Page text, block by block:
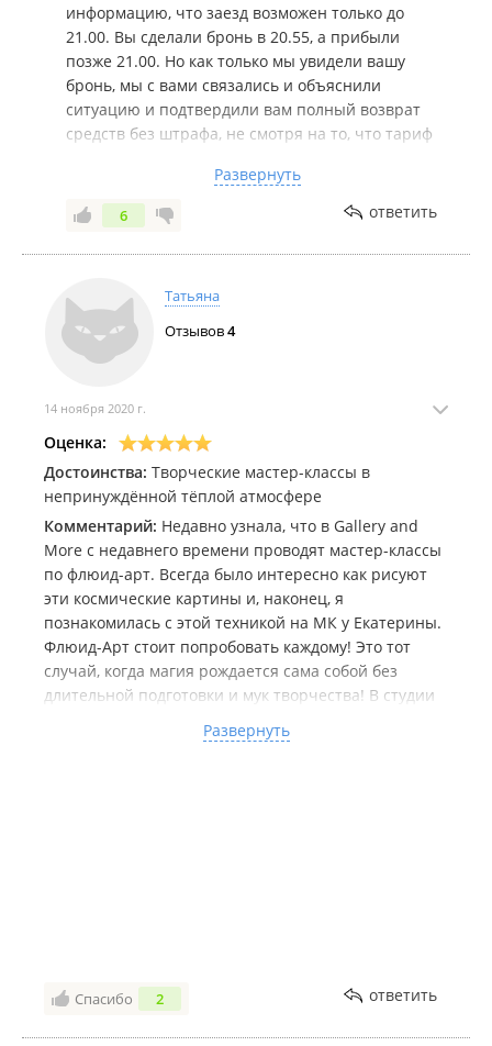
информацию, что заезд возможен только до
21.00. Вы сделали бронь в 20.55, а прибыли
позже 21.00. Но как только мы увидели вашу
бронь, мы с вами связались и объяснили
ситуацию и подтвердили вам полный возврат
средств без штрафа, не смотря на то, что тариф
разрешенного времени заезда. Поэтому мы не
совсем понимаем почему вы пишите о том, что
не могли дозвониться. Если речь о том, что не
могли дозвониться после 21.00, то опять же, это
связались. И вы нам по телефону ответили, что
все поняли и все хорошо.
По поводу возврата, так как вы делали оплату на
требует времени, как и любая банковская
операция. Мы ещё раз проверим актуальность
данных, но мы в тот же момент отправили им
запрос на возврат вам полной стоимости.
Ещё раз приносим извинения за неудобства. И
просим оценивать нас спрведливо. Нам, к
сожалению, сайт партнёр более не
предоставляет ваш номер телефона для связи,
поэтому я (управляющая) не смогла вам
позвонить, чтобы поговорить лично. Пожалуйста,
если у вас есть вопросы или что-то, по вашему,
не верно, позвоните нам пожалуйста, и мы
обязательно во всем разберёмся.
Развернуть
6 ответить
Татьяна
Отзывов4
14 ноября 2020 г.
Оценка:
Достоинства: Творческие мастер-классы в
непринуждённой тёплой атмосфере
Комментарий: Недавно узнала, что в Gallery and
More с недавнего времени проводят мастер-классы
по флюид-арт. Всегда было интересно как рисуют
эти космические картины и, наконец, я
познакомилась с этой техникой на МК у Екатерины.
Флюид-Арт стоит попробовать каждому! Это тот
случай, когда магия рождается сама собой без
длительной подготовки и мук творчества! В студии
прекрасно объяснила технику, помогала всем, если
Развернуть
Спасибо 2 ответить